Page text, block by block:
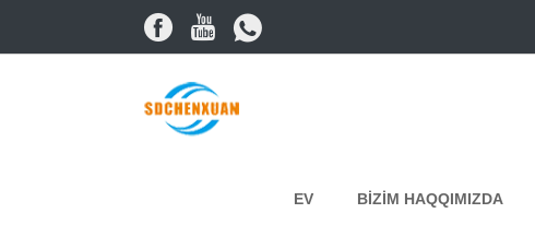
EV BIZIM HAQQIMIZDA